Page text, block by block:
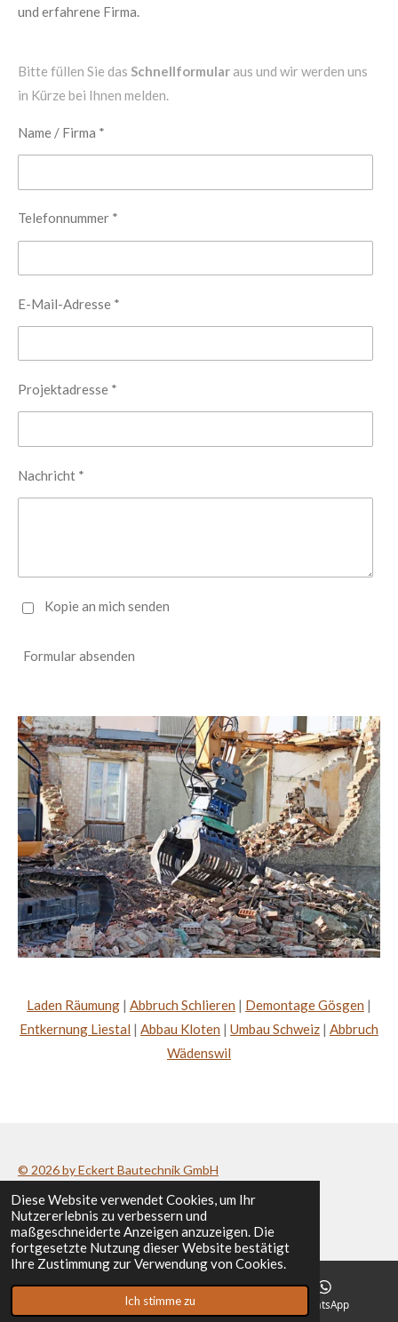
Diese Website verwendet Cookies, um Ihr
Nutzererlebnis zu verbessern und
maßgeschneiderte Anzeigen anzuzeigen. Die
fortgesetzte Nutzung dieser Website bestätigt
Ihre Zustimmung zur Verwendung von Cookies.
Ich stimme zu
und erfahrene Firma.
Bitte füllen Sie das Schnellformular aus und wir werden uns
in Kürze bei Ihnen melden.
Name / Firma *
Telefonnummer *
E-Mail-Adresse *
Projektadresse *
Nachricht *
Kopie an mich senden
Formular absenden
Laden Räumung | Abbruch Schlieren | Demontage Gösgen |
Entkernung Liestal | Abbau Kloten | Umbau Schweiz | Abbruch
Wädenswil
© 2026 by Eckert Bautechnik GmbH
Datenschutzerklärung
Telefon WhatsApp